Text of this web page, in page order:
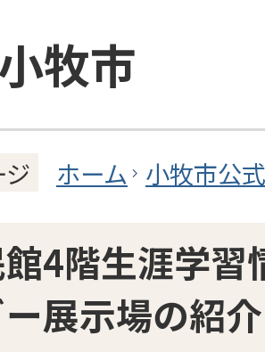
牧市
ホーム 小牧市公
4階生涯学習
展示場の紹介